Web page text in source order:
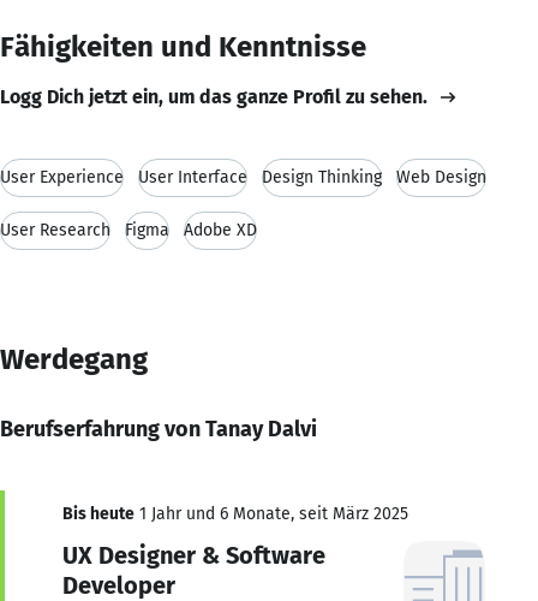
Fähigkeiten und Kenntnisse
Logg Dich jetzt ein, um das ganze Profil zu sehen.
User Experience User Interface Design Thinking Web Design
User Research Figma Adobe XD
Werdegang
Berufserfahrung von Tanay Dalvi
Bis heute 1 Jahr und 6 Monate, seit März 2025
UX Designer & Software
Developer